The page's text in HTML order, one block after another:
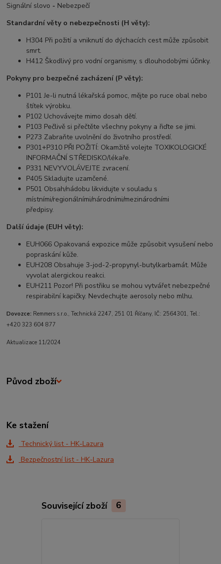
Signální slovo - Nebezpečí
Standardní věty o nebezpečnosti (H věty):
H304 Při požití a vniknutí do dýchacích cest může způsobit
smrt.
H412 Škodlivý pro vodní organismy, s dlouhodobými účinky.
Pokyny pro bezpečné zacházení (P věty):
P101 Je-li nutná lékařská pomoc, mějte po ruce obal nebo
štítek výrobku.
P102 Uchovávejte mimo dosah dětí.
P103 Pečlivě si přečtěte všechny pokyny a řiďte se jimi.
P273 Zabraňte uvolnění do životního prostředí.
P301+P310 PŘI POŽITÍ: Okamžitě volejte TOXIKOLOGICKÉ
INFORMAČNÍ STŘEDISKO/lékaře.
P331 NEVYVOLÁVEJTE zvracení.
P405 Skladujte uzamčené.
P501 Obsah/nádobu likvidujte v souladu s
místními/regionálními/národními/mezinárodními
předpisy.
Další údaje (EUH věty):
EUH066 Opakovaná expozice může způsobit vysušení nebo
popraskání kůže.
EUH208 Obsahuje 3-jod-2-propynyl-butylkarbamát. Může
vyvolat alergickou reakci.
EUH211 Pozor! Při postřiku se mohou vytvářet nebezpečné
respirabilní kapičky. Nevdechujte aerosoly nebo mlhu.
Dovozce: Remmers s.r.o., Technická 2247, 251 01 Říčany, IČ: 2564301, Tel.:
+420 323 604 877
Aktualizace 11/2024
Původ zboží
Ke stažení
Technický list - HK-Lazura
Bezpečnostní list - HK-Lazura
Související zboží 6